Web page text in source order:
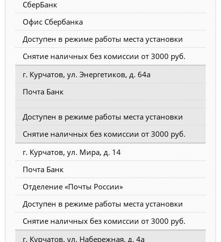
СберБанк
Офис Сбербанка
Доступен в режиме работы места установки
Снятие наличных без комиссии от 3000 руб.
г. Курчатов, ул. Энергетиков, д. 64а
Почта Банк
Доступен в режиме работы места установки
Снятие наличных без комиссии от 3000 руб.
г. Курчатов, ул. Мира, д. 14
Почта Банк
Отделение «Почты России»
Доступен в режиме работы места установки
Снятие наличных без комиссии от 3000 руб.
г. Курчатов, ул. Набережная, д. 4а